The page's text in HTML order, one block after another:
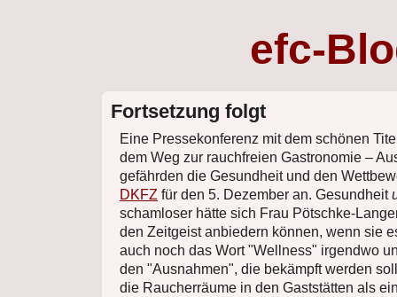
efc-
Fortsetzung folgt
Eine Pressekonferenz mit dem schönen
dem Weg zur rauchfreien Gastronomie –
gefährden die Gesundheit und den
DKFZ für den 5. Dezember an. Gesundheit
schamloser hätte sich Frau Pötschke-
den Zeitgeist anbiedern können, wenn sie
auch noch das Wort "Wellness" irgendwo
den "Ausnahmen", die bekämpft werden
die Raucherräume in den Gaststätten als